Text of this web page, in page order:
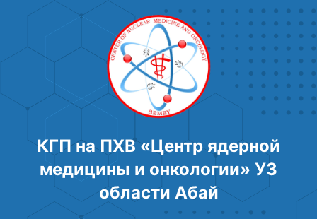
КГП на ПХВ «Центр ядерной
медицины и онкологии» УЗ
области Абай